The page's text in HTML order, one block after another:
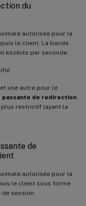
du
autorisée pour la
le client. La bande
kilobits par seconde.
une autre pour le
passante de redirection
plus restrictif (ayant la
de
autorisée pour la
le client sous forme
session.